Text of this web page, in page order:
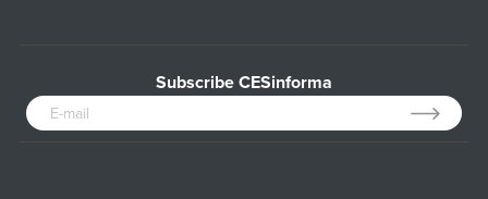
Subscribe CESinforma